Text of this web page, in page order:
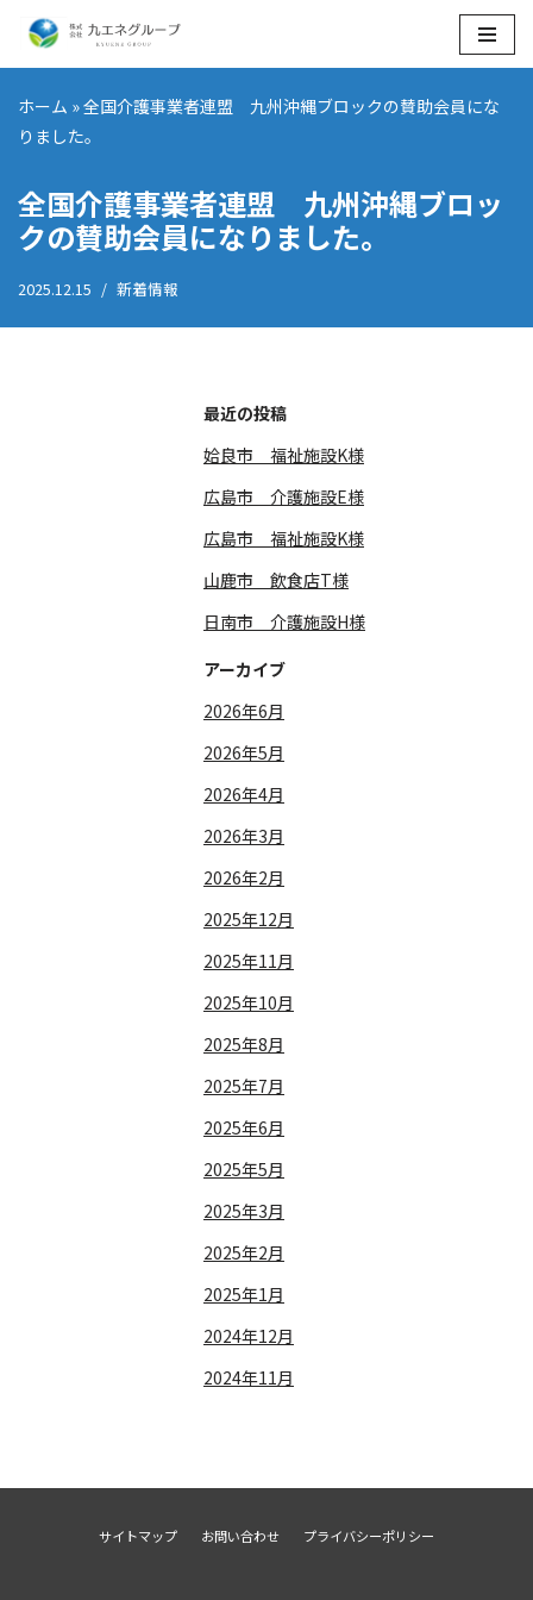
コ
ン
テ
へ
ス
ッ
プ
ホーム »全国介護事業者連盟 九州沖縄ブロックの賛助会員にな
りました。
全国介護事業者連盟 九州沖縄ブロッ
クの賛助会員になりました。
2025.12.15 新着情報
最近の投稿
姶良市 福祉施設K様
広島市 介護施設E様
広島市 福祉施設K様
山鹿市 飲食店T様
日南市 介護施設H様
アーカイブ
2026年6月
2026年5月
2026年4月
2026年3月
2026年2月
2025年12月
2025年11月
2025年10月
2025年8月
2025年7月
2025年6月
2025年5月
2025年3月
2025年2月
2025年1月
2024年12月
2024年11月
サイトマップ お問い合わせ プライバシーポリシー